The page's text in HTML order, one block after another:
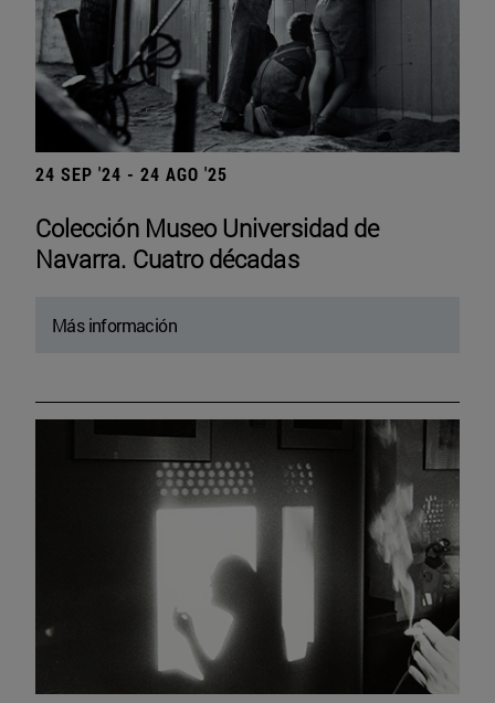
24 SEP '24 - 24 AGO '25
Colección Museo Universidad de
Navarra. Cuatro décadas
Más información